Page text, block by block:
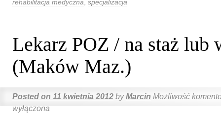
rehabilitacja medyczna specjalizacja
Lekarz POZ / na staż lub
(Maków Maz.)
Posted on 11 kwietnia 2012 by Marcin Możliwość
wyłączona